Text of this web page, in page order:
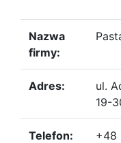
Nazwa
firmy:
Adres:
ul.
19-
Telefon: +48